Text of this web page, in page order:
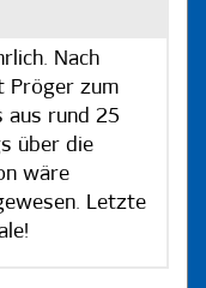
Nach
Pröger zum
aus rund 25
über die
wäre
Letzte